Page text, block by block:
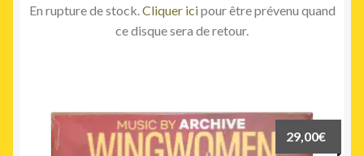
En rupture de stock.Cliquer icipour être prévenu quand
ce disque sera de retour.
29,00€